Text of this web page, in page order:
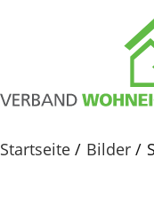
Startseite Bilder